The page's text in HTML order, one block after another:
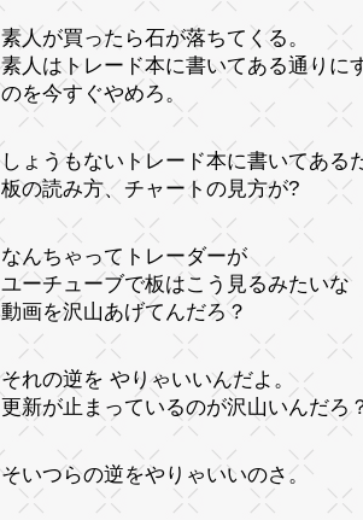
素人が買ったら石が落ちてくる。
素人はトレード本に書いてある通りに
のを今すぐやめろ。
しょうもないトレード本に書いてある
板の読み方、チャートの見方が?
なんちゃってトレーダーが
ユーチューブで板はこう見るみたいな
動画を沢山あげてんだろ？
それの逆を やりゃいいんだよ。
更新が止まっているのが沢山いんだろ
そいつらの逆をやりゃいいのさ。